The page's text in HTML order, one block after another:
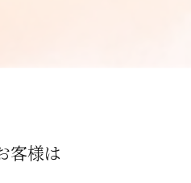
客様は